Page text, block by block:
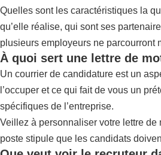
Quelles sont les caractéristiques la
qu’elle réalise, qui sont ses
plusieurs employeurs ne parcourront
À quoi sert une lettre de
Un courrier de candidature est un
l’occuper et ce qui fait de vous un
spécifiques de l’entreprise.
Veillez à personnaliser votre lettre de
poste stipule que les candidats